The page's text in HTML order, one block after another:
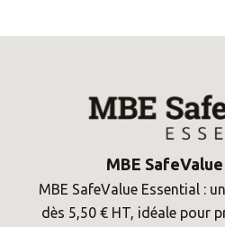
MBE
MBE SafeValue Essential :
dès 5,50 € HT, idéale pour